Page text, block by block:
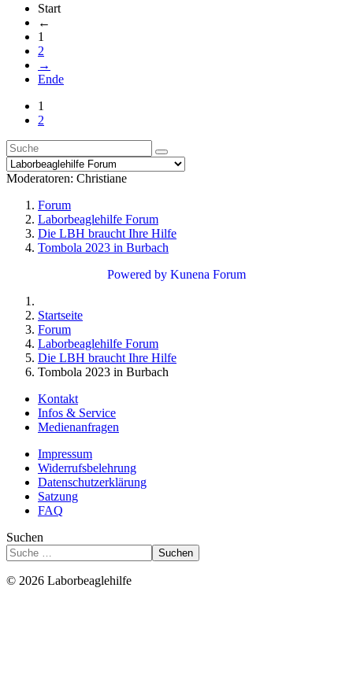
Start
←
1
2
→
Ende
1
2
Moderatoren: Christiane
Forum
Laborbeaglehilfe Forum
Die LBH braucht Ihre Hilfe
Tombola 2023 in Burbach
Powered by Kunena Forum
Startseite
Forum
Laborbeaglehilfe Forum
Die LBH braucht Ihre Hilfe
Tombola 2023 in Burbach
Kontakt
Infos & Service
Medienanfragen
Impressum
Widerrufsbelehrung
Datenschutzerklärung
Satzung
FAQ
Suchen
Suchen
© 2026 Laborbeaglehilfe